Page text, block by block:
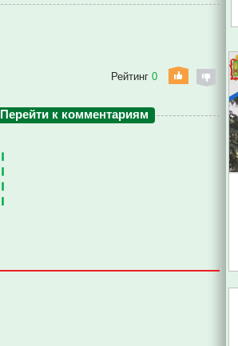
Рейтинг 0
Перейти к комментариям